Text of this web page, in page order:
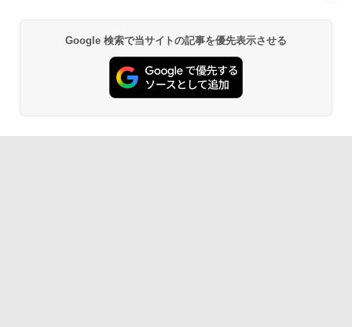
Google 検索で当サイトの記事を優先表示させる